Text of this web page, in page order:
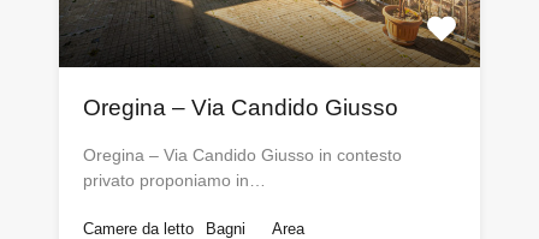
Oregina – Via Candido Giusso
Oregina – Via Candido Giusso in contesto
privato proponiamo in…
Camere da letto
Bagni
Area